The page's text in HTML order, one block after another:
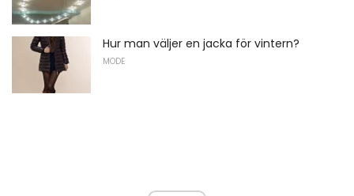
Hur man väljer en jacka för vintern?
MODE